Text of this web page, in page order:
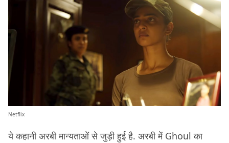
Netflix
ये कहानी अरबी मान्यताओं से जुड़ी हुई है. अरबी में Ghoul का